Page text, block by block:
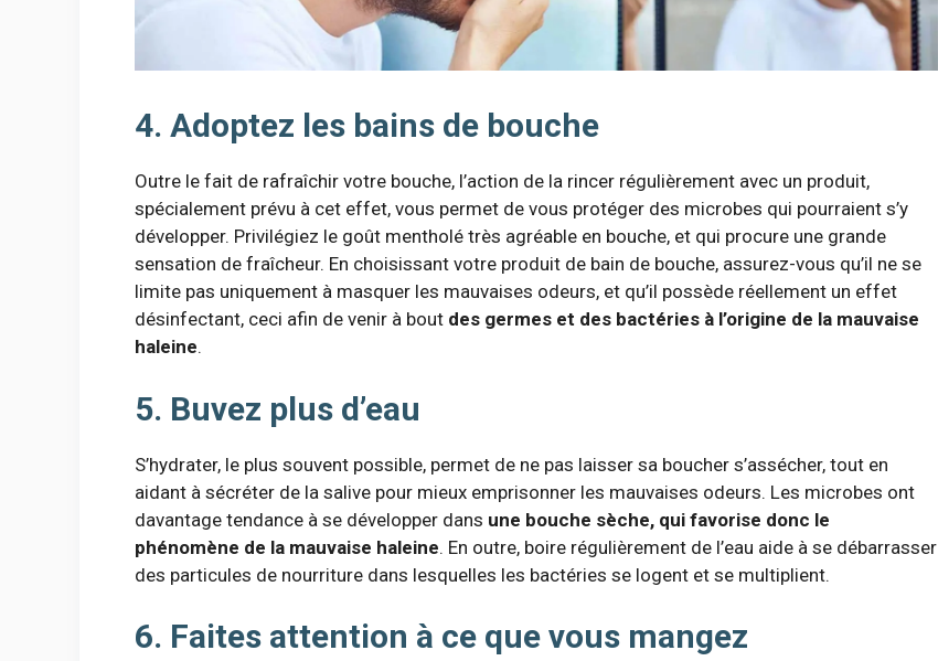
4. Adoptez les bains de bouche
Outre le fait de rafraîchir votre bouche, l’action de la rincer régulièrement avec un produit,
spécialement prévu à cet effet, vous permet de vous protéger des microbes qui pourraient s’y
développer. Privilégiez le goût mentholé très agréable en bouche, et qui procure une grande
sensation de fraîcheur. En choisissant votre produit de bain de bouche, assurez-vous qu’il ne se
limite pas uniquement à masquer les mauvaises odeurs, et qu’il possède réellement un effet
désinfectant, ceci afin de venir à bout des germes et des bactéries à l’origine de la mauvaise
haleine.
5. Buvez plus d’eau
S’hydrater, le plus souvent possible, permet de ne pas laisser sa boucher s’assécher, tout en
aidant à sécréter de la salive pour mieux emprisonner les mauvaises odeurs. Les microbes ont
davantage tendance à se développer dans une bouche sèche, qui favorise donc le
phénomène de la mauvaise haleine. En outre, boire régulièrement de l’eau aide à se débarrasser
des particules de nourriture dans lesquelles les bactéries se logent et se multiplient.
6. Faites attention à ce que vous mangez